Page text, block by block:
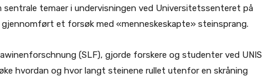
sentrale temaer i undervisningen ved Universitetssenteret på
gjennomført et forsøk med «menneskeskapte» steinsprang.
(SLF), gjorde forskere og studenter ved UNIS
hvordan og hvor langt steinene rullet utenfor en skråning